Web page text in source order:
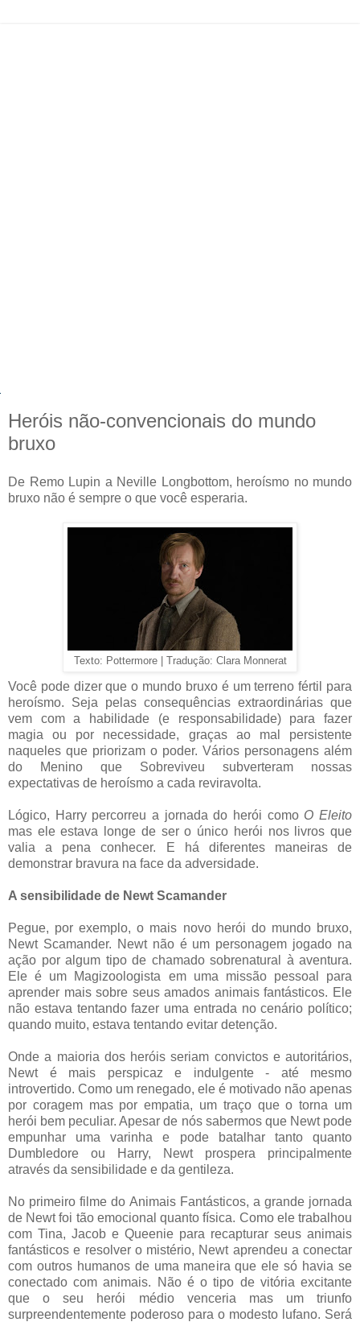
Heróis não-convencionais do mundo
bruxo
De Remo Lupin a Neville Longbottom, heroísmo no mundo
bruxo não é sempre o que você esperaria.
Texto: Pottermore | Tradução: Clara Monnerat
Você pode dizer que o mundo bruxo é um terreno fértil para
heroísmo. Seja pelas consequências extraordinárias que
vem com a habilidade (e responsabilidade) para fazer
magia ou por necessidade, graças ao mal persistente
naqueles que priorizam o poder. Vários personagens além
do Menino que Sobreviveu subverteram nossas
expectativas de heroísmo a cada reviravolta.
Lógico, Harry percorreu a jornada do herói como O Eleito
mas ele estava longe de ser o único herói nos livros que
valia a pena conhecer. E há diferentes maneiras de
demonstrar bravura na face da adversidade.
A sensibilidade de Newt Scamander
Pegue, por exemplo, o mais novo herói do mundo bruxo,
Newt Scamander. Newt não é um personagem jogado na
ação por algum tipo de chamado sobrenatural à aventura.
Ele é um Magizoologista em uma missão pessoal para
aprender mais sobre seus amados animais fantásticos. Ele
não estava tentando fazer uma entrada no cenário político;
quando muito, estava tentando evitar detenção.
Onde a maioria dos heróis seriam convictos e autoritários,
Newt é mais perspicaz e indulgente - até mesmo
introvertido. Como um renegado, ele é motivado não apenas
por coragem mas por empatia, um traço que o torna um
herói bem peculiar. Apesar de nós sabermos que Newt pode
empunhar uma varinha e pode batalhar tanto quanto
Dumbledore ou Harry, Newt prospera principalmente
através da sensibilidade e da gentileza.
No primeiro filme do Animais Fantásticos, a grande jornada
de Newt foi tão emocional quanto física. Como ele trabalhou
com Tina, Jacob e Queenie para recapturar seus animais
fantásticos e resolver o mistério, Newt aprendeu a conectar
com outros humanos de uma maneira que ele só havia se
conectado com animais. Não é o tipo de vitória excitante
que o seu herói médio venceria mas um triunfo
surpreendentemente poderoso para o modesto lufano. Será